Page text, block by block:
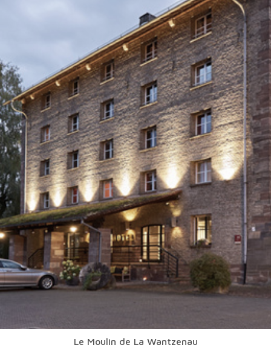
Le Moulin de La Wantzenau